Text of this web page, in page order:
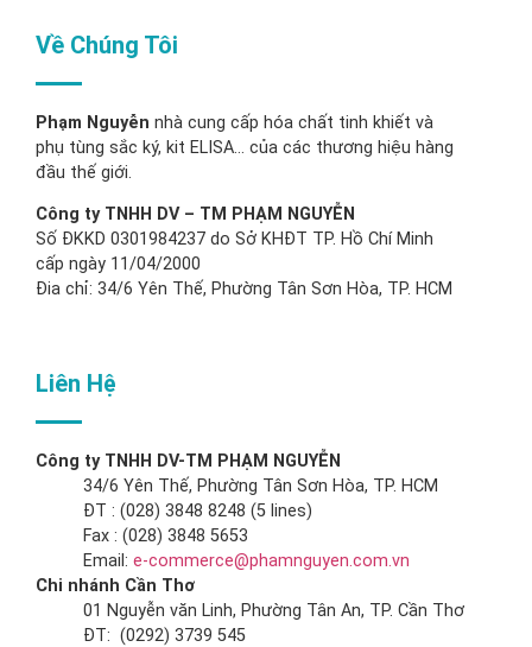
Về Chúng Tôi
Phạm Nguyễn nhà cung cấp hóa chất tinh khiết và
phụ tùng sắc ký, kit ELISA… của các thương hiệu hàng
đầu thế giới.
Công ty TNHH DV – TM PHẠM NGUYỄN
Số ĐKKD 0301984237 do Sở KHĐT TP. Hồ Chí Minh
cấp ngày 11/04/2000
Đia chỉ: 34/6 Yên Thế, Phường Tân Sơn Hòa, TP. HCM
Liên Hệ
Công ty TNHH DV-TM PHẠM NGUYỄN
34/6 Yên Thế, Phường Tân Sơn Hòa, TP. HCM
ĐT : (028) 3848 8248 (5 lines)
Fax : (028) 3848 5653
Email: e-commerce@phamnguyen.com.vn
Chi nhánh Cần Thơ
01 Nguyễn văn Linh, Phường Tân An, TP. Cần Thơ
ĐT: (0292) 3739 545